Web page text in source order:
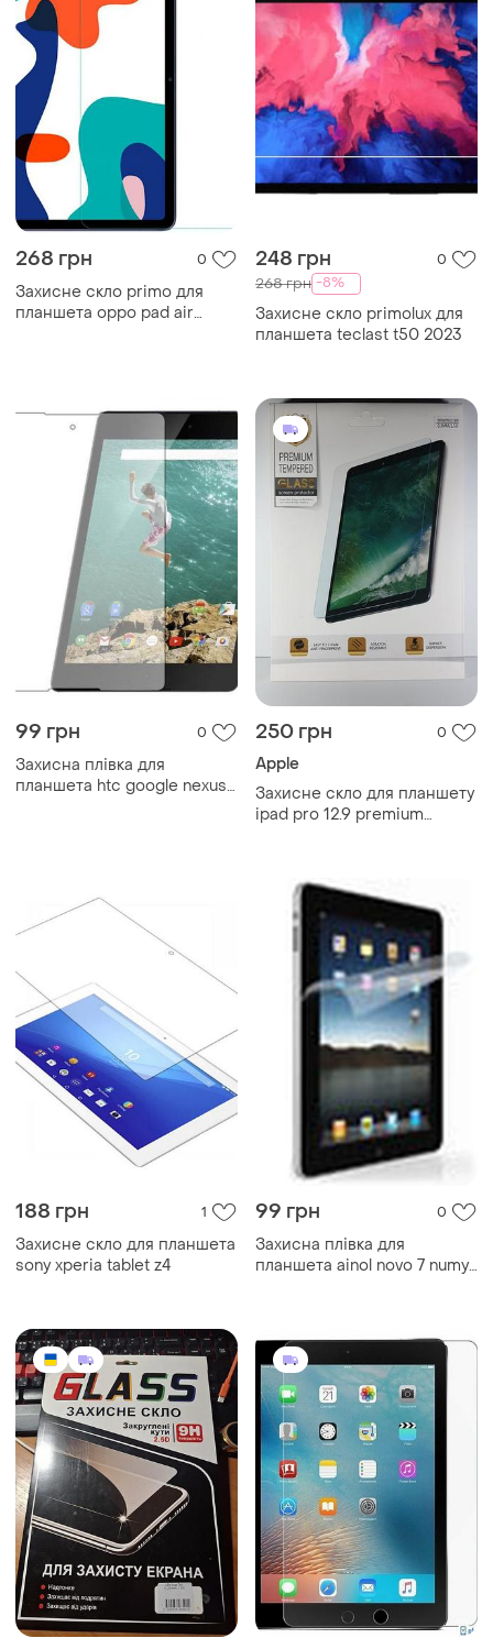
268 грн 0
Захисне скло primo для
планшета oppo pad air
248 грн 0
268 грн -8%
Захисне скло primolux для
планшета teclast t50 2023
99 грн 0
Захисна плівка для
планшета htc google nexus
250 грн 0
Apple
Захисне скло для планшету
ipad pro 12.9 premium
188 грн 1
Захисне скло для планшета
sony xperia tablet z4
99 грн 0
Захисна плівка для
планшета ainol novo 7 numy